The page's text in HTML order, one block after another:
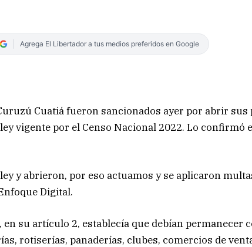
Agrega El Libertador a tus medios preferidos en Google
Cuatiá fueron sancionados ayer por abrir sus
vigente por el Censo Nacional 2022. Lo confirmó
y abrieron, por eso actuamos y se aplicaron
Digital.
en su artículo 2, establecía que debían permanecer
rotiserías, panaderías, clubes, comercios de